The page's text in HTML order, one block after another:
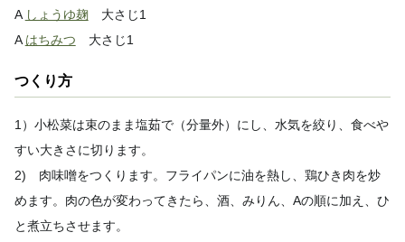
A しょうゆ麹大さじ1
A はちみつ 大さじ1
つくり方
1）小松菜は束のまま塩茹で（分量外）にし、水気を絞り、食べや
すい大きさに切ります。
2) 肉味噌をつくります。フライパンに油を熱し、鶏ひき肉を炒
めます。肉の色が変わってきたら、酒、みりん、Aの順に加え、ひ
と煮立ちさせます。